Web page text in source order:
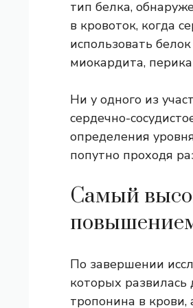
тип белка,
в кровоток, когда
использовать
миокардита,
Ни у одного из
сердечно-
определения
попутно проходя
Самый
По завершении
которых
тропонина в крови,